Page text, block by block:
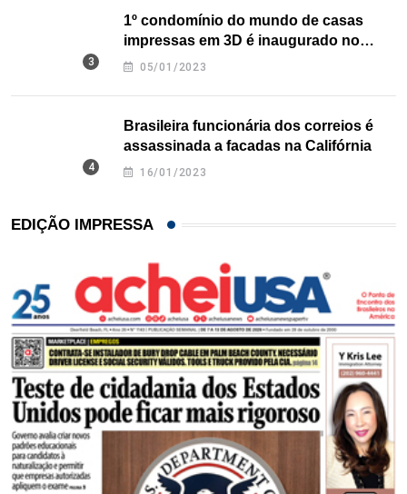
1º condomínio do mundo de casas
impressas em 3D é inaugurado no
Texas
05/01/2023
Brasileira funcionária dos correios é
assassinada a facadas na Califórnia
16/01/2023
EDIÇÃO IMPRESSA